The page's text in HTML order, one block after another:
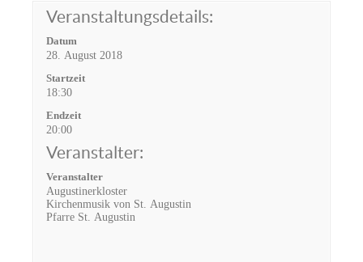
Veranstaltungsdetails:
Datum
28. August 2018
Startzeit
18:30
Endzeit
20:00
Veranstalter:
Veranstalter
Augustinerkloster
Kirchenmusik von St. Augustin
Pfarre St. Augustin